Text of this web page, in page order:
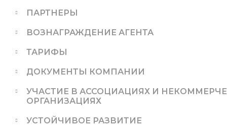
ПАРТНЕРЫ
ВОЗНАГРАЖДЕНИЕ АГЕНТА
ТАРИФЫ
ДОКУМЕНТЫ КОМПАНИИ
УЧАСТИЕ В АССОЦИАЦИЯХ И
ОРГАНИЗАЦИЯХ
УСТОЙЧИВОЕ РАЗВИТИЕ